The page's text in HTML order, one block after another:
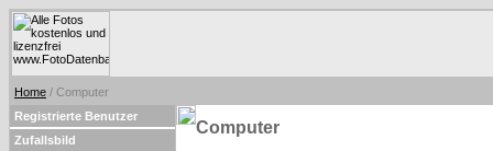
Home / Computer
Registrierte Benutzer
Zufallsbild
Computer